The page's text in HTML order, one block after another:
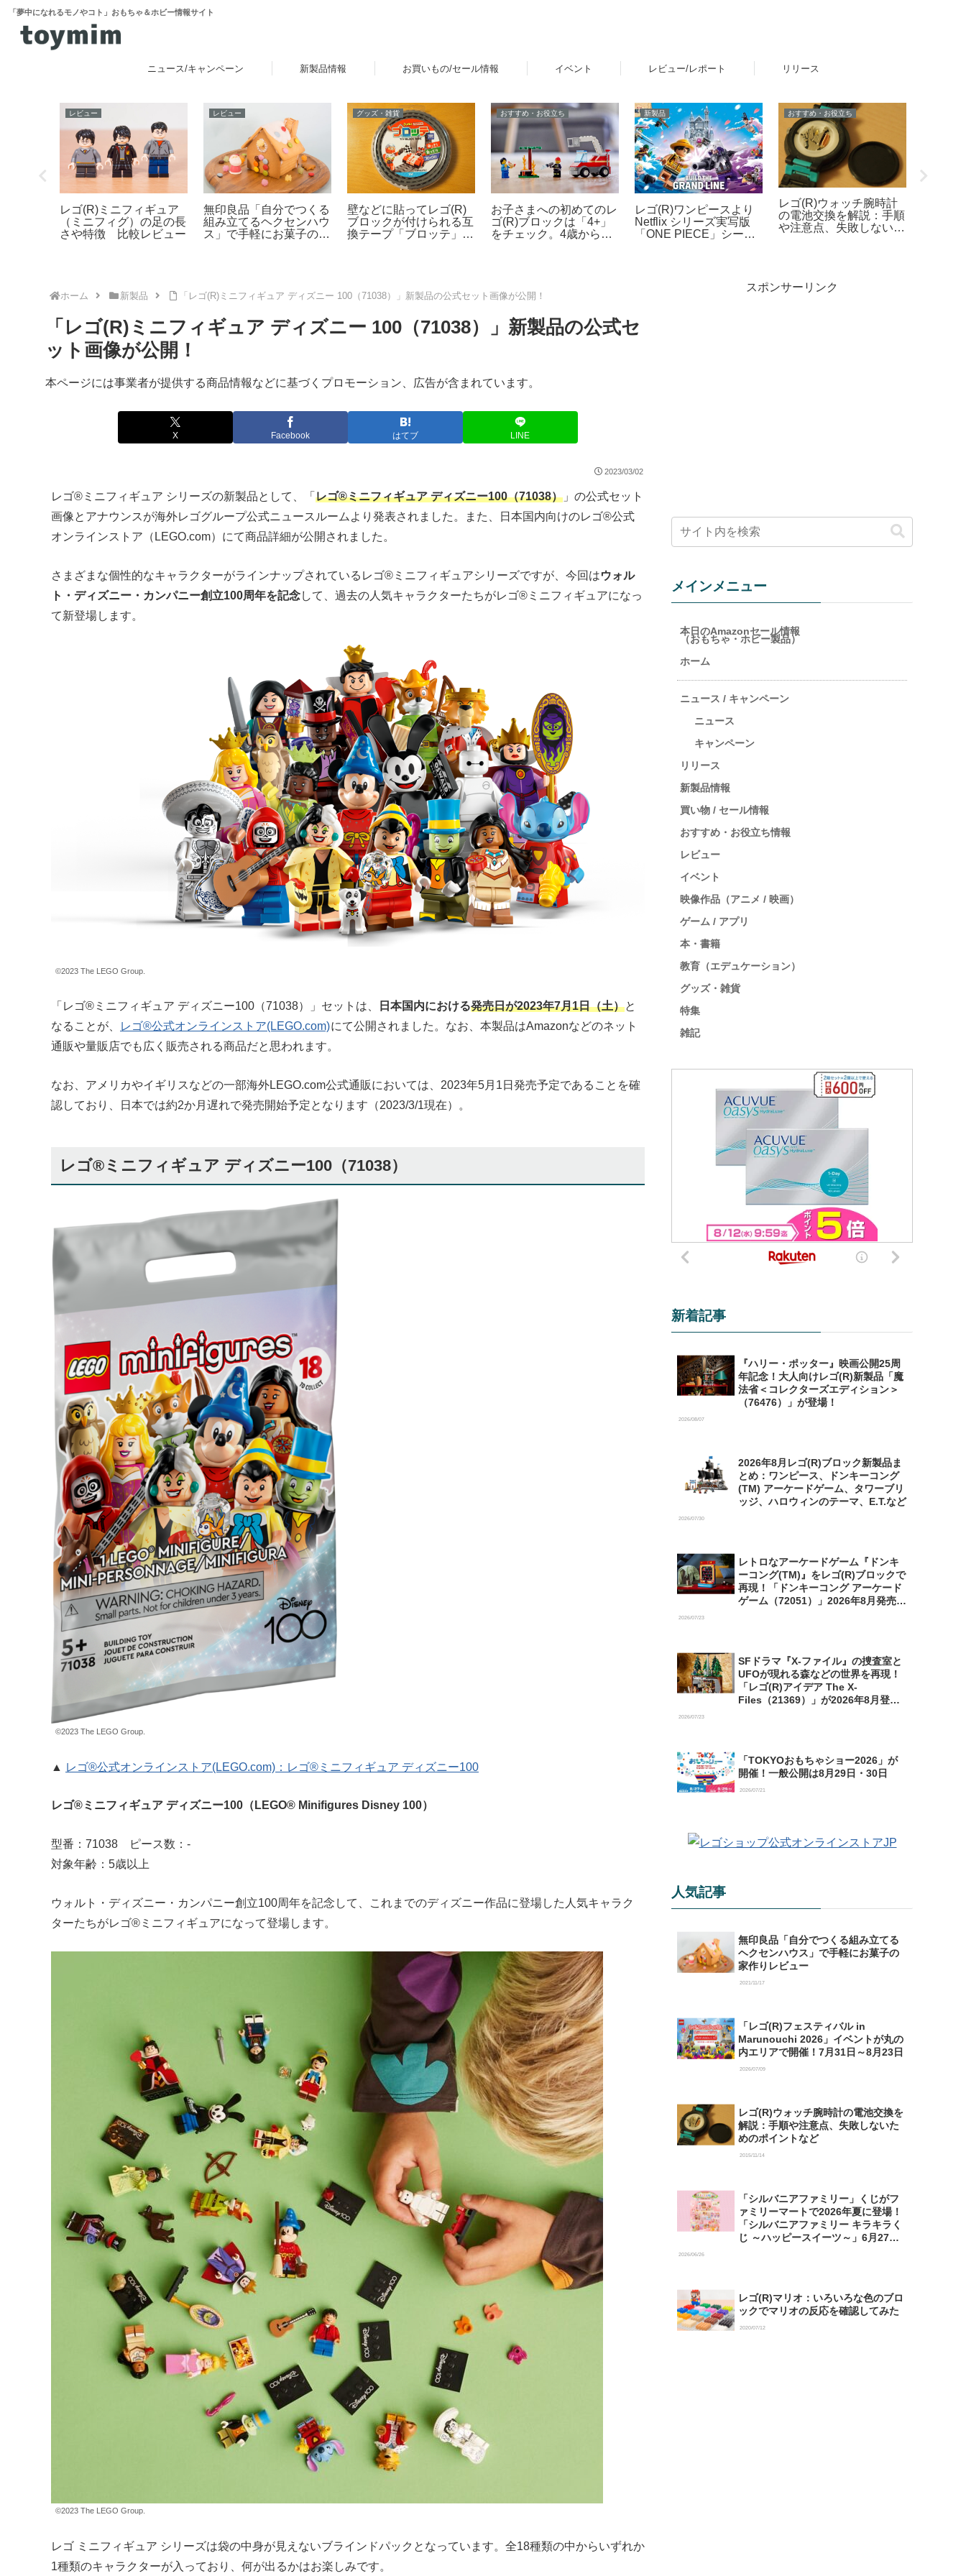
「夢中になれるモノやコト」おもちゃ＆ホビー情報サイト
ニュース/キャンペーン 新製品情報 お買いもの/セール情報 イベント レビュー/レポート リリース
レビュー
レゴ(R)ミニフィギュア
（ミニフィグ）の足の長
さや特徴 比較レビュー
レビュー
無印良品「自分でつくる
組み立てるヘクセンハウ
ス」で手軽にお菓子の家
グッズ・雑貨
壁などに貼ってレゴ(R)
ブロックが付けられる互
換テープ「ブロッテ」レ
おすすめ・お役立ち
お子さまへの初めてのレ
ゴ(R)ブロックは「4+」
をチェック。4歳からの
新製品
レゴ(R)ワンピースより
Netflix シリーズ実写版
「ONE PIECE」シーズ
おすすめ・お役立ち
レゴ(R)ウォッチ腕時計
の電池交換を解説：手順
や注意点、失敗しないた
ホーム 新製品 「レゴ(R)ミニフィギュア ディズニー 100（71038）」新製品の公式セット画像が公開！
「レゴ(R)ミニフィギュア ディズニー 100（71038）」新製品の公式セ
ット画像が公開！
本ページには事業者が提供する商品情報などに基づくプロモーション、広告が含まれています。
X Facebook はてブ LINE
2023/03/02
レゴ®ミニフィギュア シリーズの新製品として、「 レゴ®ミニフィギュア ディズニー100（71038） 」の公式セット
画像とアナウンスが海外レゴグループ公式ニュースルームより発表されました。また、日本国内向けのレゴ®公式
オンラインストア（LEGO.com）にて商品詳細が公開されました。
さまざまな個性的なキャラクターがラインナップされているレゴ®ミニフィギュアシリーズですが、今回はウォル
ト・ディズニー・カンパニー創立100周年を記念して、過去の人気キャラクターたちがレゴ®ミニフィギュアになっ
て新登場します。
©2023 The LEGO Group.
「レゴ®ミニフィギュア ディズニー100（71038）」セットは、 日本国内における発売日が2023年7月1日（土）と
なることが、
レゴ®公式オンラインストア(LEGO.com)にて公開されました。なお、本製品はAmazonなどのネット
通販や量販店でも広く販売される商品だと思われます。
なお、アメリカやイギリスなどの一部海外LEGO.com公式通販においては、2023年5月1日発売予定であることを確
認しており、日本では約2か月遅れで発売開始予定となります（2023/3/1現在）。
レゴ®ミニフィギュア ディズニー100（71038）
©2023 The LEGO Group.
▲ レゴ®公式オンラインストア(LEGO.com)：レゴ®ミニフィギュア ディズニー100
レゴ®ミニフィギュア ディズニー100（LEGO® Minifigures Disney 100）
型番：71038 ピース数：-
対象年齢：5歳以上
ウォルト・ディズニー・カンパニー創立100周年を記念して、これまでのディズニー作品に登場した人気キャラク
ターたちがレゴ®ミニフィギュアになって登場します。
©2023 The LEGO Group.
レゴ ミニフィギュア シリーズは袋の中身が見えないブラインドパックとなっています。全18種類の中からいずれか
1種類のキャラクターが入っており、何が出るかはお楽しみです。
スポンサーリンク
メインメニュー
本日のAmazonセール情報
（おもちゃ・ホビー製品）
ホーム
ニュース / キャンペーン
ニュース
キャンペーン
リリース
新製品情報
買い物 / セール情報
おすすめ・お役立ち情報
レビュー
イベント
映像作品（アニメ / 映画）
ゲーム / アプリ
本・書籍
教育（エデュケーション）
グッズ・雑貨
特集
雑記
新着記事
『ハリー・ポッター』映画公開25周
年記念！大人向けレゴ(R)新製品「魔
法省＜コレクターズエディション＞
（76476）」が登場！
2026/08/07
2026年8月レゴ(R)ブロック新製品ま
とめ：ワンピース、ドンキーコング
(TM) アーケードゲーム、タワーブリ
ッジ、ハロウィンのテーマ、E.T.など
2026/07/30
レトロなアーケードゲーム『ドンキ
ーコング(TM)』をレゴ(R)ブロックで
再現！「ドンキーコング アーケード
ゲーム（72051）」2026年8月発売
2026/07/23
SFドラマ『X-ファイル』の捜査室と
UFOが現れる森などの世界を再現！
「レゴ(R)アイデア The X-
Files（21369）」が2026年8月登場
2026/07/23
「TOKYOおもちゃショー2026」が
開催！一般公開は8月29日・30日
2026/07/21
人気記事
無印良品「自分でつくる組み立てる
ヘクセンハウス」で手軽にお菓子の
家作りレビュー
2021/11/17
「レゴ(R)フェスティバル in
Marunouchi 2026」イベントが丸の
内エリアで開催！7月31日～8月23日
2026/07/09
レゴ(R)ウォッチ腕時計の電池交換を
解説：手順や注意点、失敗しないた
めのポイントなど
2015/11/14
「シルバニアファミリー」くじがフ
ァミリーマートで2026年夏に登場！
「シルバニアファミリー キラキラく
じ ～ハッピースイーツ～」6月27日
2026/06/26
レゴ(R)マリオ：いろいろな色のブロ
ックでマリオの反応を確認してみた
2020/07/12